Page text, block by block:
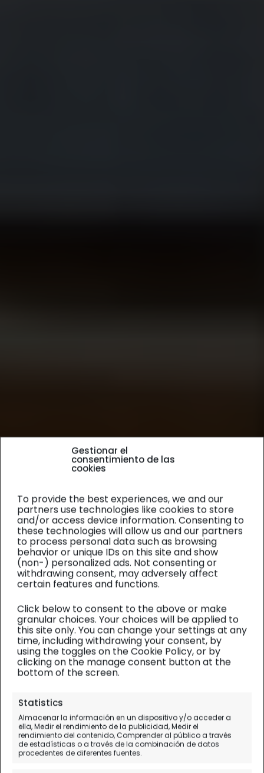
Gestionar el
consentimiento de las
cookies
To provide the best experiences, we and our
partners use technologies like cookies to store
and/or access device information. Consenting to
these technologies will allow us and our partners
to process personal data such as browsing
behavior or unique IDs on this site and show
(non-) personalized ads. Not consenting or
withdrawing consent, may adversely affect
certain features and functions.
Click below to consent to the above or make
granular choices. Your choices will be applied to
this site only. You can change your settings at any
time, including withdrawing your consent, by
using the toggles on the Cookie Policy, or by
clicking on the manage consent button at the
bottom of the screen.
Statistics
Almacenar la información en un dispositivo y/o acceder a
ella, Medir el rendimiento de la publicidad, Medir el
rendimiento del contenido, Comprender al público a través
de estadísticas o a través de la combinación de datos
procedentes de diferentes fuentes.
Más lugares para ver en
Damasco